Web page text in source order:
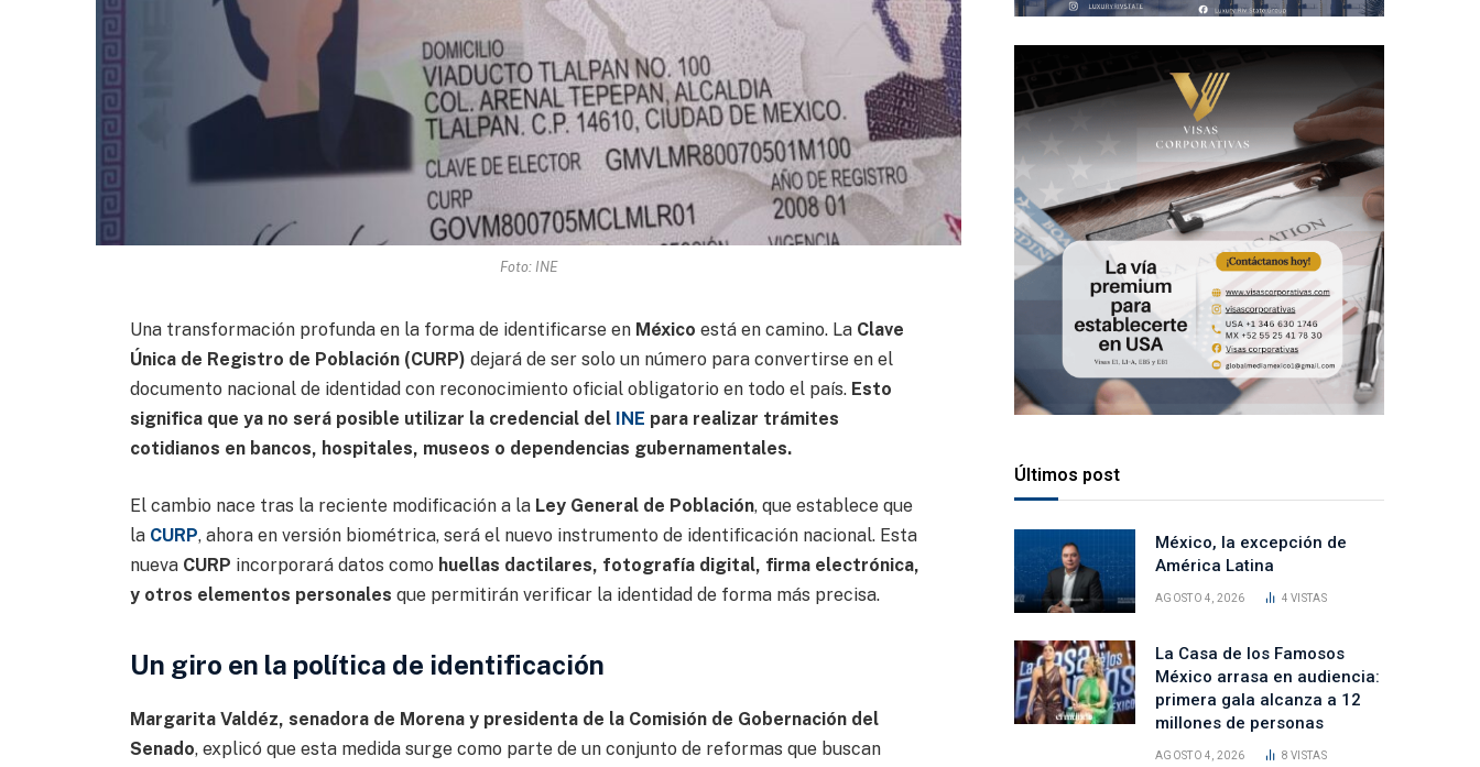
Foto: INE
Una transformación profunda en la forma de identificarse en México está en camino. La Clave
Única de Registro de Población (CURP) dejará de ser solo un número para convertirse en el
documento nacional de identidad con reconocimiento oficial obligatorio en todo el país. Esto
significa que ya no será posible utilizar la credencial del INE para realizar trámites
cotidianos en bancos, hospitales, museos o dependencias gubernamentales.
El cambio nace tras la reciente modificación a la Ley General de Población, que establece que
la CURP, ahora en versión biométrica, será el nuevo instrumento de identificación nacional. Esta
nueva CURP incorporará datos como huellas dactilares, fotografía digital, firma electrónica,
y otros elementos personales que permitirán verificar la identidad de forma más precisa.
Un giro en la política de identificación
Margarita Valdéz, senadora de Morena y presidenta de la Comisión de Gobernación del
Senado, explicó que esta medida surge como parte de un conjunto de reformas que buscan
Últimos post
México, la excepción de
América Latina
AGOSTO 4, 2026 4VISTAS
La Casa de los Famosos
México arrasa en audiencia:
primera gala alcanza a 12
millones de personas
AGOSTO 4, 2026 8VISTAS